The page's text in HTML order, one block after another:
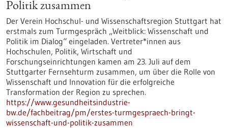
Politik zusammen
Der Verein Hochschul- und Wissenschaftsregion Stuttgart hat
erstmals zum Turmgespräch „Weitblick: Wissenschaft und
Politik im Dialog“ eingeladen. Vertreter*innen aus
Hochschulen, Politik, Wirtschaft und
Forschungseinrichtungen kamen am 23. Juli auf dem
Stuttgarter Fernsehturm zusammen, um über die Rolle von
Wissenschaft und Innovation für die erfolgreiche
Transformation der Region zu sprechen.
https://www.gesundheitsindustrie-
bw.de/fachbeitrag/pm/erstes-turmgespraech-bringt-
wissenschaft-und-politik-zusammen